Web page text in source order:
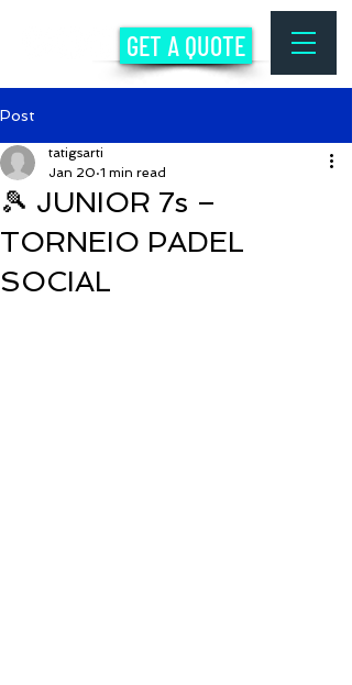
GET A QUOTE
Post
🎾 JUNIOR 7s –
TORNEIO PADEL
SOCIAL
tatigsarti
Jan 20 1 min read